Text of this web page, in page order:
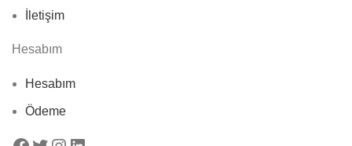
İletişim
Hesabım
Hesabım
Ödeme